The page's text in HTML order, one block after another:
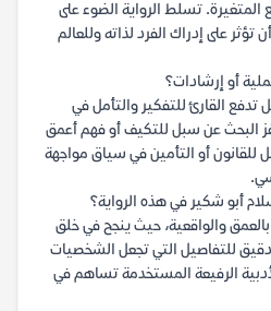
المتغيرة. تسلط الرواية الضوء على
على إدراك الفرد لذاته وللعالم
أو إرشادات؟
تدفع القارئ للتفكير والتأمل في
البحث عن سبل للتكيف أو فهم أعمق
للقانون أو التأمين في سياق مواجهة
أبو شكير في هذه الرواية؟
والواقعية، حيث ينجح في خلق
للتفاصيل التي تجعل الشخصيات
الرفيعة المستخدمة تساهم في